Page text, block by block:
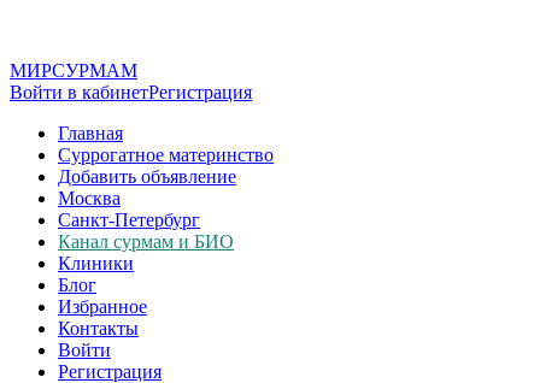
МИРСУРМАМ
Войти в кабинетРегистрация
Главная
Суррогатное материнство
Добавить объявление
Москва
Санкт-Петербург
Канал сурмам и БИО
Клиники
Блог
Избранное
Контакты
Войти
Регистрация